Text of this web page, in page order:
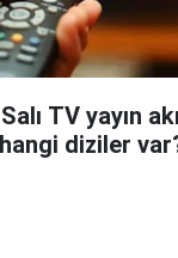
TV yayın
diziler